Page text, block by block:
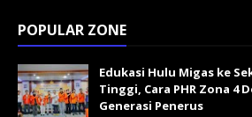
POPULAR ZONE
Edukasi Hulu Migas ke
Tinggi, Cara PHR Zona 4
Generasi Penerus